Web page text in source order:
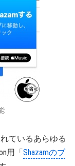
ているあらゆる
用「Shazamのブ